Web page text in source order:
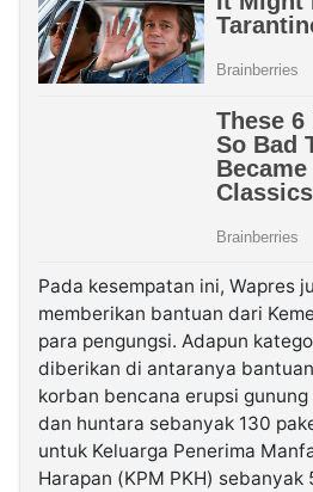
Pada kesempatan ini, Wapres
memberikan bantuan dari
para pengungsi. Adapun
diberikan di antaranya
korban bencana erupsi
dan huntara sebanyak 130
untuk Keluarga Penerima
Harapan (KPM PKH)